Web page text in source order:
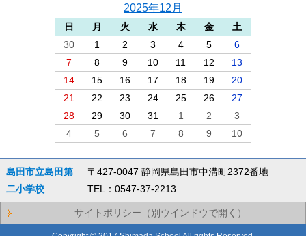
2025年12月
日 月 火 水 木 金
土
30
1 2 3 4 5
6
7
8 9 10 11 12
13
14
15 16 17 18 19
20
21
22 23 24 25 26
27
28
29 30 31 1 2
3
4
5 6 7 8 9 10
島田市立島田第
二小学校
〒427-0047 静岡県島田市中溝町2372番地
TEL：0547-37-2213
サイトポリシー（別ウインドウで開く）